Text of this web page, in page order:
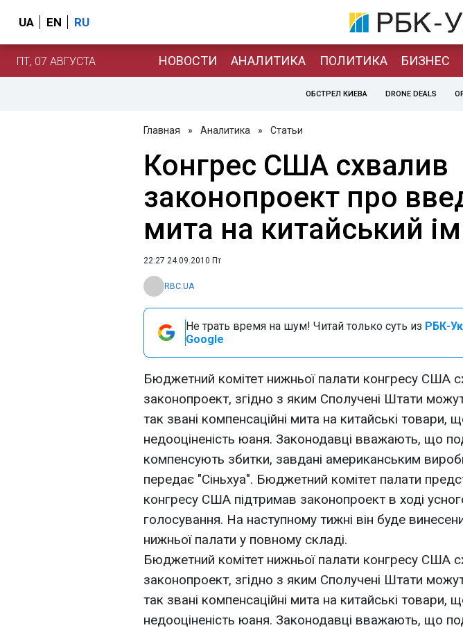
UA EN RU
ПТ, 07 АВГУСТА НОВОСТИ АНАЛИТИКА ПОЛИТИКА БИЗНЕС
ОБСТРЕЛ КИЕВА DRONE DEALS
Главная » Аналитика » Статьи
Конгрес США схвалив
законопроект про
мита на китайський
22:27 24.09.2010 Пт
RBC.UA
Не трать время на шум! Читай только суть из РБК-
Google
Бюджетний комітет нижньої палати конгресу США
законопроект, згідно з яким Сполучені Штати
так звані компенсаційні мита на китайські товари,
недооціненість юаня. Законодавці вважають, що
компенсують збитки, завдані американським
передає "Сіньхуа". Бюджетний комітет палати
конгресу США підтримав законопроект в ході
голосування. На наступному тижні він буде
нижньої палати у повному складі.
Бюджетний комітет нижньої палати конгресу США
законопроект, згідно з яким Сполучені Штати
так звані компенсаційні мита на китайські товари,
недооціненість юаня. Законодавці вважають, що